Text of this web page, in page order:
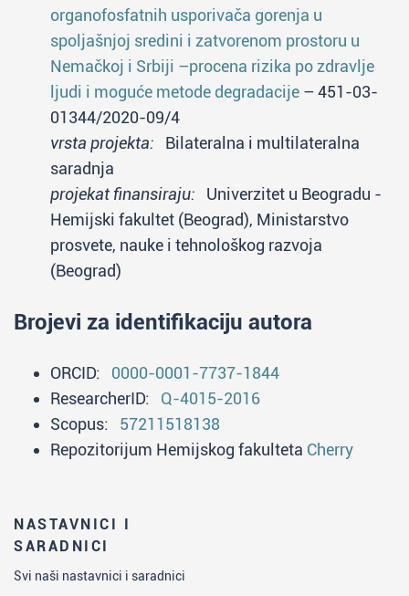
NASTAVNICI I
SARADNICI
Svi naši nastavnici i saradnici
organofosfatnih usporivača gorenja u
spoljašnjoj sredini i zatvorenom prostoru u
Nemačkoj i Srbiji –procena rizika po zdravlje
ljudi i moguće metode degradacije – 451-03-
01344/2020-09/4
vrsta projekta: Bilateralna i multilateralna
saradnja
projekat finansiraju: Univerzitet u Beogradu -
Hemijski fakultet (Beograd), Ministarstvo
prosvete, nauke i tehnološkog razvoja
(Beograd)
Brojevi za identifikaciju autora
ORCID: 0000-0001-7737-1844
ResearcherID: Q-4015-2016
Scopus: 57211518138
Repozitorijum Hemijskog fakulteta Cherry